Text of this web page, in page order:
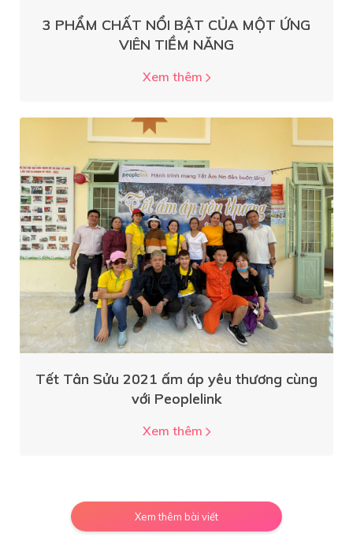
3 PHẨM CHẤT NỔI BẬT CỦA MỘT ỨNG
VIÊN TIỀM NĂNG
Xem thêm
Tết Tân Sửu 2021 ấm áp yêu thương cùng
với Peoplelink
Xem thêm
Xem thêm bài viết